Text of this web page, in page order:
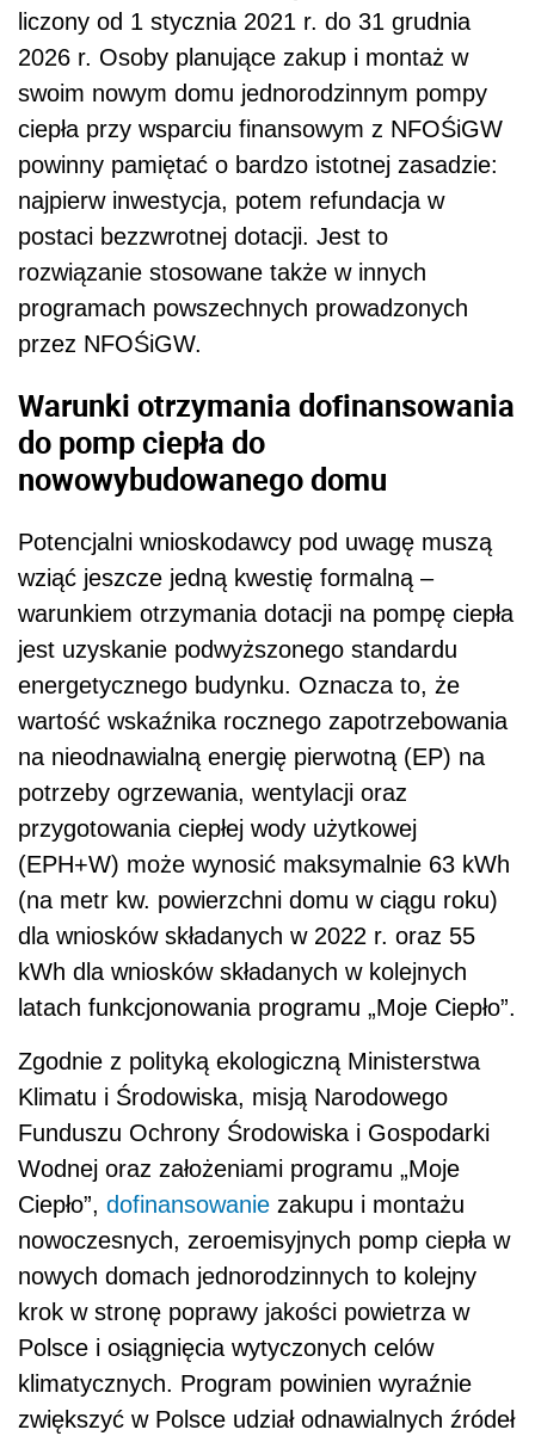
liczony od 1 stycznia 2021 r. do 31 grudnia
2026 r. Osoby planujące zakup i montaż w
swoim nowym domu jednorodzinnym pompy
ciepła przy wsparciu finansowym z NFOŚiGW
powinny pamiętać o bardzo istotnej zasadzie:
najpierw inwestycja, potem refundacja w
postaci bezzwrotnej dotacji. Jest to
rozwiązanie stosowane także w innych
programach powszechnych prowadzonych
przez NFOŚiGW.
Warunki otrzymania dofinansowania
do pomp ciepła do
nowowybudowanego domu
Potencjalni wnioskodawcy pod uwagę muszą
wziąć jeszcze jedną kwestię formalną –
warunkiem otrzymania dotacji na pompę ciepła
jest uzyskanie podwyższonego standardu
energetycznego budynku. Oznacza to, że
wartość wskaźnika rocznego zapotrzebowania
na nieodnawialną energię pierwotną (EP) na
potrzeby ogrzewania, wentylacji oraz
przygotowania ciepłej wody użytkowej
(EPH+W) może wynosić maksymalnie 63 kWh
(na metr kw. powierzchni domu w ciągu roku)
dla wniosków składanych w 2022 r. oraz 55
kWh dla wniosków składanych w kolejnych
latach funkcjonowania programu „Moje Ciepło”.
Zgodnie z polityką ekologiczną Ministerstwa
Klimatu i Środowiska, misją Narodowego
Funduszu Ochrony Środowiska i Gospodarki
Wodnej oraz założeniami programu „Moje
Ciepło”, dofinansowanie zakupu i montażu
nowoczesnych, zeroemisyjnych pomp ciepła w
nowych domach jednorodzinnych to kolejny
krok w stronę poprawy jakości powietrza w
Polsce i osiągnięcia wytyczonych celów
klimatycznych. Program powinien wyraźnie
zwiększyć w Polsce udział odnawialnych źródeł